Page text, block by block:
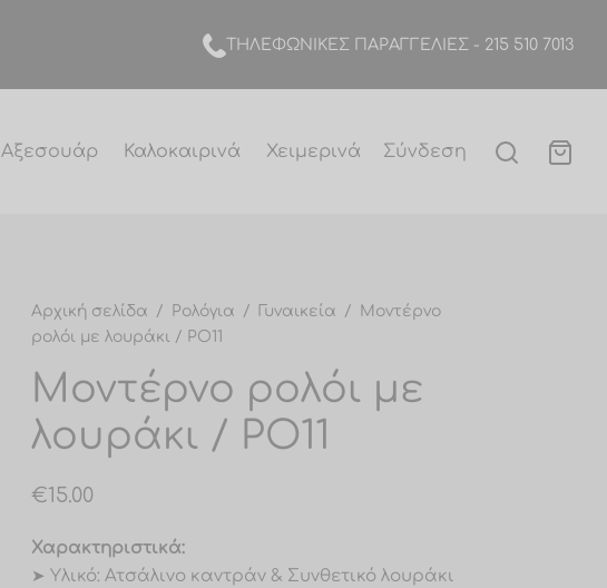
TΗΛΕΦΩΝΙΚΕΣ ΠΑΡΑΓΓΕΛΙΕΣ - 215 510 7013
Αξεσουάρ Καλοκαιρινά Χειμερινά Σύνδεση
Αρχική σελίδα / Ρολόγια / Γυναικεία /
Μοντέρνο
ρολόι με λουράκι / PO11
Μοντέρνο ρολόι με
λουράκι / PO11
€15.00
Χαρακτηριστικά:
➤ Υλικό: Ατσάλινο καντράν & Συνθετικό λουράκι